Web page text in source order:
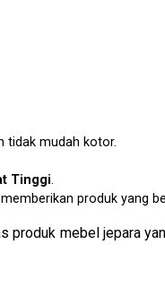
tidak mudah kotor.
Tinggi.
produk yang
produk mebel jepara